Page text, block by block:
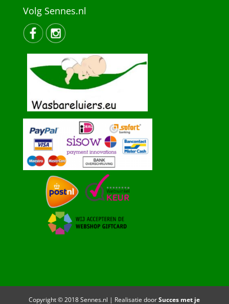
Volg Sennes.nl
Copyright © 2018 Sennes.nl | Realisatie doorSucces met je